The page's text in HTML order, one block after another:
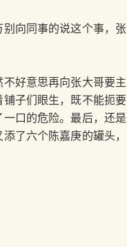
向同事的说这个事，张
好意思再向张大哥要主
子们眼生，既不能扼要
口的危险。最后，还是
了六个陈嘉庚的罐头，